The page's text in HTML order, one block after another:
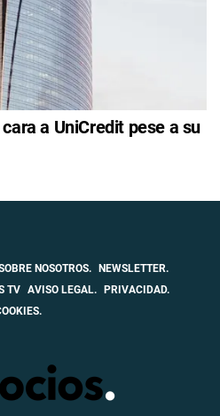
a UniCredit pese a su
NOSOTROS.
NEWSLETTER.
TV AVISO LEGAL.
PRIVACIDAD.